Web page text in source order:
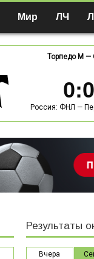
Мир ЛЧ
Торпедо М —
0:0
Россия: ФНЛ —
Результаты
Вчера